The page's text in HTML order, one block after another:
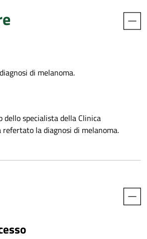
di melanoma.
specialista della Clinica
la diagnosi di melanoma.